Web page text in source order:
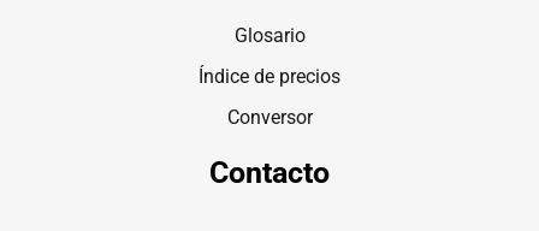
Glosario
Índice de precios
Conversor
Contacto